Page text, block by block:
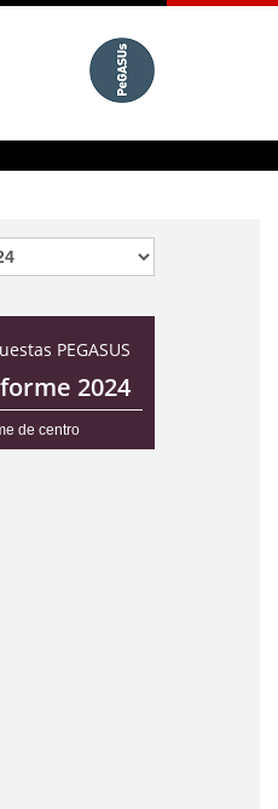
PEGASUS
2024
de centro